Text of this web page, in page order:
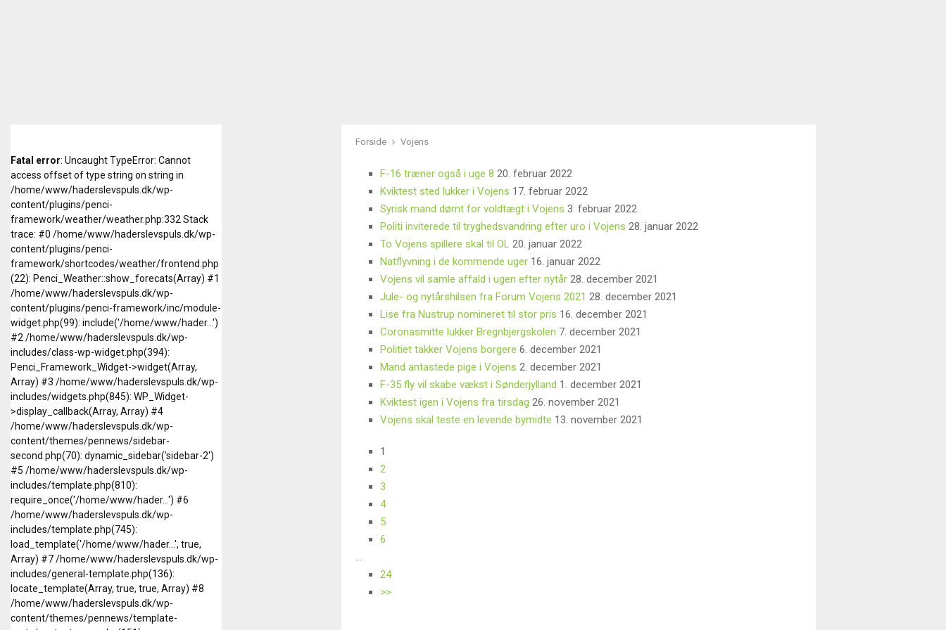
Forside Vojens
F-16 træner også i uge 8 20. februar 2022
Kviktest sted lukker i Vojens 17. februar 2022
Syrisk mand dømt for voldtægt i Vojens 3. februar 2022
Politi inviterede til tryghedsvandring efter uro i Vojens 28. januar 2022
To Vojens spillere skal til OL 20. januar 2022
Natflyvning i de kommende uger 16. januar 2022
Vojens vil samle affald i ugen efter nytår 28. december 2021
Jule- og nytårshilsen fra Forum Vojens 2021 28. december 2021
Lise fra Nustrup nomineret til stor pris 16. december 2021
Coronasmitte lukker Bregnbjergskolen 7. december 2021
Politiet takker Vojens borgere 6. december 2021
Mand antastede pige i Vojens 2. december 2021
F-35 fly vil skabe vækst i Sønderjylland 1. december 2021
Kviktest igen i Vojens fra tirsdag 26. november 2021
Vojens skal teste en levende bymidte 13. november 2021
1
2
3
4
5
6
24
>>
Fatal error: Uncaught TypeError: Cannot
access offset of type string on string in
/home/www/haderslevspuls.dk/wp-
content/plugins/penci-
framework/weather/weather.php:332 Stack
trace: #0 /home/www/haderslevspuls.dk/wp-
content/plugins/penci-
framework/shortcodes/weather/frontend.php
(22): Penci_Weather::show_forecats(Array) #1
/home/www/haderslevspuls.dk/wp-
content/plugins/penci-framework/inc/module-
widget.php(99): include('/home/www/hader...')
#2 /home/www/haderslevspuls.dk/wp-
includes/class-wp-widget.php(394):
Penci_Framework_Widget->widget(Array,
Array) #3 /home/www/haderslevspuls.dk/wp-
includes/widgets.php(845): WP_Widget-
>display_callback(Array, Array) #4
/home/www/haderslevspuls.dk/wp-
content/themes/pennews/sidebar-
second.php(70): dynamic_sidebar('sidebar-2')
#5 /home/www/haderslevspuls.dk/wp-
includes/template.php(810):
require_once('/home/www/hader...') #6
/home/www/haderslevspuls.dk/wp-
includes/template.php(745):
load_template('/home/www/hader...', true,
Array) #7 /home/www/haderslevspuls.dk/wp-
includes/general-template.php(136):
locate_template(Array, true, true, Array) #8
/home/www/haderslevspuls.dk/wp-
content/themes/pennews/template-